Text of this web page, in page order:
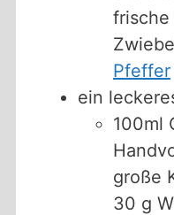
frische
Pfeffer
ein
100ml
große
30 g